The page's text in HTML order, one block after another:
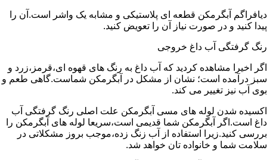
دیافراگم آبگرمکن قطعه ای پلاستیکی و مشابه یک واشر است.آن را
پیدا کنید و در صورت نیاز آن را تعویض کنید.
رنگ گرفتگی آب داغ خروجی
اگر اخیرا مشاهده کردید که آب داغ به رنگ های قهوه ای،قرمز،زرد و
سبز درآمده است؛ نشان از مشکل در آبگرمکن شماست.گاهی طعم و
بوی آب نیز تغییر می کند.
اکسیده شدن لوله های مسی آبگرمکن علت اصلی رنگ گرفتگی آب
داغ است.اگر آبگرمکن شما قدیمی است،سریعا لوله های آبگرمکن را
بررسی کنید.زیرا استفاده از آب زنگ زده،موجب بروز مشکلاتی در
سلامت شما و خانواده تان خواهد شد.